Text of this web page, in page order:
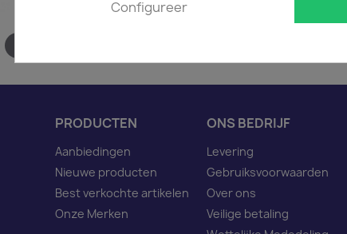
PRODUCTEN
Aanbiedingen
Nieuwe producten
Best verkochte artikelen
Onze Merken
ONS BEDRIJF
Levering
Gebruiksvoorwaarden
Over ons
Veilige betaling
Configureer